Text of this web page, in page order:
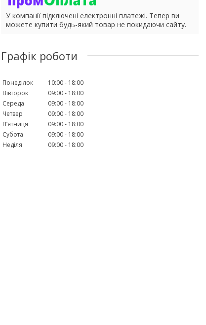
У компанії підключені електронні платежі. Тепер ви
можете купити будь-який товар не покидаючи сайту.
Графік роботи
Понеділок 10:00
18:00
Вівторок
09:00
18:00
Середа
09:00
18:00
Четвер
09:00
18:00
Пʼятниця
09:00
18:00
Субота
09:00
18:00
Неділя
09:00 18:00